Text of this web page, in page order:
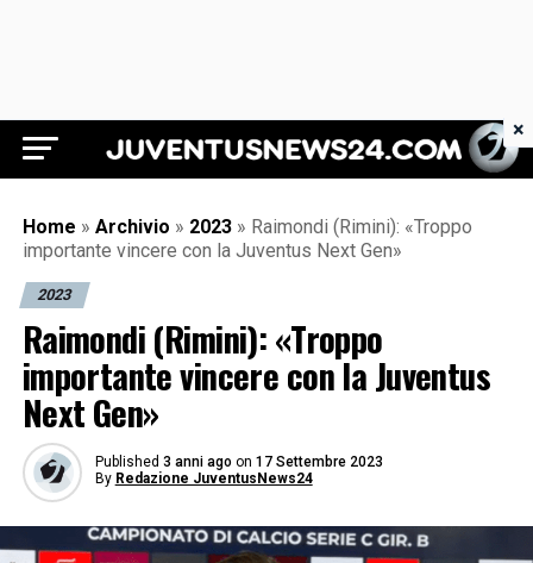
Juventus News 24
Home » Archivio » 2023 » Raimondi (Rimini): «Troppo
importante vincere con la Juventus Next Gen»
2023
Raimondi (Rimini): «Troppo
importante vincere con la Juventus
Next Gen»
Published 3 anni ago on 17 Settembre 2023
By Redazione JuventusNews24
×